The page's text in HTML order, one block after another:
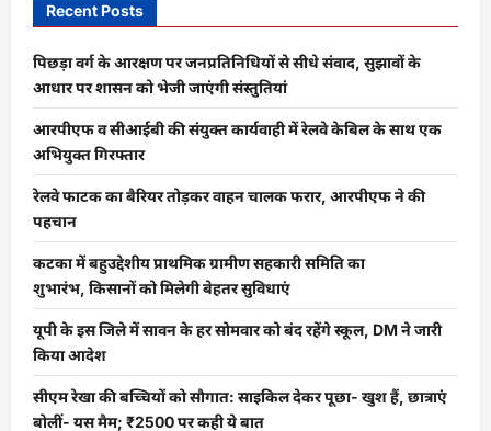
Recent Posts
पिछड़ा वर्ग के आरक्षण पर जनप्रतिनिधियों से सीधे संवाद, सुझावों के
आधार पर शासन को भेजी जाएंगी संस्तुतियां
आरपीएफ व सीआईबी की संयुक्त कार्यवाही में रेलवे केबिल के साथ एक
अभियुक्त गिरफ्तार
रेलवे फाटक का बैरियर तोड़कर वाहन चालक फरार, आरपीएफ ने की
पहचान
कटका में बहुउद्देशीय प्राथमिक ग्रामीण सहकारी समिति का
शुभारंभ, किसानों को मिलेगी बेहतर सुविधाएं
यूपी के इस जिले में सावन के हर सोमवार को बंद रहेंगे स्कूल, DM ने जारी
किया आदेश
सीएम रेखा की बच्चियों को सौगात: साइकिल देकर पूछा- खुश हैं, छात्राएं
बोलीं- यस मैम; ₹2500 पर कही ये बात